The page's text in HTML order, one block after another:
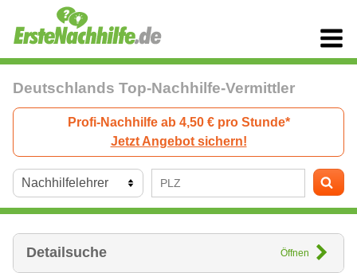
Deutschlands Top-Nachhilfe-Vermittler
Profi-Nachhilfe ab 4,50 € pro Stunde*
Jetzt Angebot sichern!
Detailsuche Öffnen